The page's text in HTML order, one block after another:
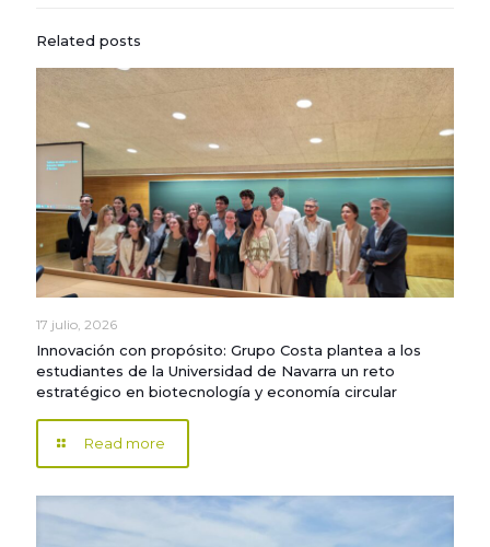
Related posts
17 julio, 2026
Innovación con propósito: Grupo Costa plantea a los
estudiantes de la Universidad de Navarra un reto
estratégico en biotecnología y economía circular
Read more